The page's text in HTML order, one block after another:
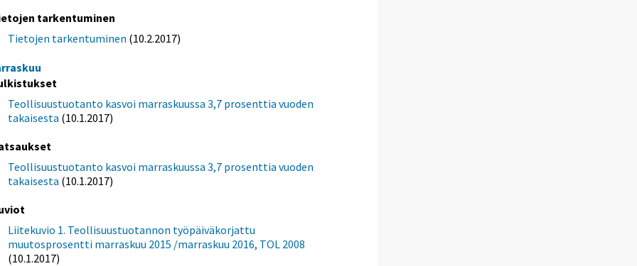
tarkentuminen
Tietojen tarkentuminen (10.2.2017)
Teollisuustuotanto kasvoi marraskuussa 3,7 prosenttia vuoden
takaisesta (10.1.2017)
Teollisuustuotanto kasvoi marraskuussa 3,7 prosenttia vuoden
takaisesta (10.1.2017)
Liitekuvio 1. Teollisuustuotannon työpäiväkorjattu
muutosprosentti marraskuu 2015 /marraskuu 2016, TOL 2008
(10.1.2017)